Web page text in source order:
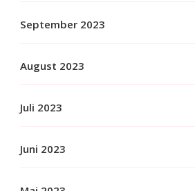
September 2023
August 2023
Juli 2023
Juni 2023